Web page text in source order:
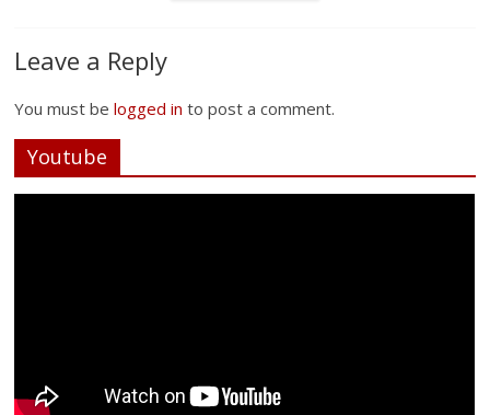
Leave a Reply
You must belogged in to post a comment.
Youtube